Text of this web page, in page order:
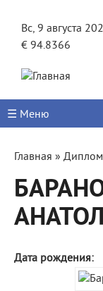
Вс, 9 августа
€ 94.8366
☰ Меню
Вы
здесь
Главная »
Дата рождения: